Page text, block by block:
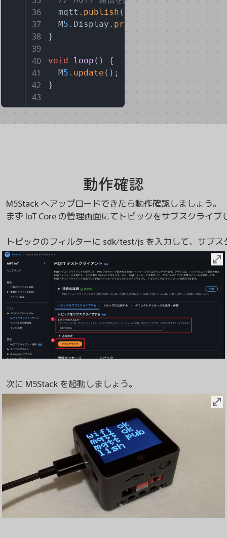
36
  mqtt.
publish (
37
  M
5. Display. println
38 }
39
40
void loop () {
41
  M
5. update ();
42 }
43
動作確認
M5Stack へアップロードできたら動作確認しましょう。
まず IoT Core の管理画面にてトピックをサブスクライブ